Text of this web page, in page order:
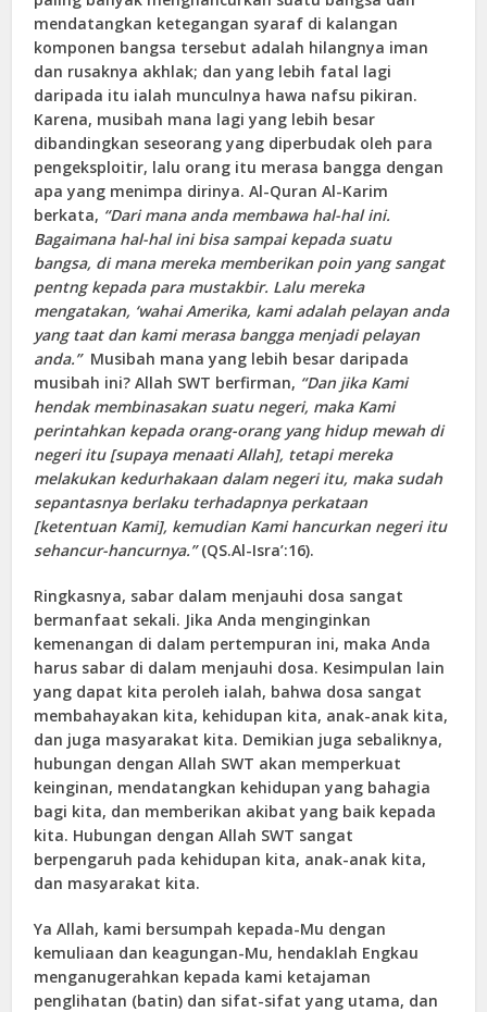
mendatangkan ketegangan syaraf di kalangan
komponen bangsa tersebut adalah hilangnya iman
dan rusaknya akhlak; dan yang lebih fatal lagi
daripada itu ialah munculnya hawa nafsu pikiran.
Karena, musibah mana lagi yang lebih besar
dibandingkan seseorang yang diperbudak oleh para
pengeksploitir, lalu orang itu merasa bangga dengan
apa yang menimpa dirinya. Al-Quran Al-Karim
berkata, “Dari mana anda membawa hal-hal ini.
Bagaimana hal-hal ini bisa sampai kepada suatu
bangsa, di mana mereka memberikan poin yang sangat
pentng kepada para mustakbir. Lalu mereka
mengatakan, ‘wahai Amerika, kami adalah pelayan anda
yang taat dan kami merasa bangga menjadi pelayan
anda.”Musibah mana yang lebih besar daripada
musibah ini? Allah SWT berfirman, “Dan jika Kami
hendak membinasakan suatu negeri, maka Kami
perintahkan kepada orang-orang yang hidup mewah di
negeri itu [supaya menaati Allah], tetapi mereka
melakukan kedurhakaan dalam negeri itu, maka sudah
sepantasnya berlaku terhadapnya perkataan
[ketentuan Kami], kemudian Kami hancurkan negeri itu
sehancur-hancurnya.”(QS.Al-Isra’:16).
Ringkasnya, sabar dalam menjauhi dosa sangat
bermanfaat sekali. Jika Anda menginginkan
kemenangan di dalam pertempuran ini, maka Anda
harus sabar di dalam menjauhi dosa. Kesimpulan lain
yang dapat kita peroleh ialah, bahwa dosa sangat
membahayakan kita, kehidupan kita, anak-anak kita,
dan juga masyarakat kita. Demikian juga sebaliknya,
hubungan dengan Allah SWT akan memperkuat
keinginan, mendatangkan kehidupan yang bahagia
bagi kita, dan memberikan akibat yang baik kepada
kita. Hubungan dengan Allah SWT sangat
berpengaruh pada kehidupan kita, anak-anak kita,
dan masyarakat kita.
Ya Allah, kami bersumpah kepada-Mu dengan
kemuliaan dan keagungan-Mu, hendaklah Engkau
menganugerahkan kepada kami ketajaman
penglihatan (batin) dan sifat-sifat yang utama, dan